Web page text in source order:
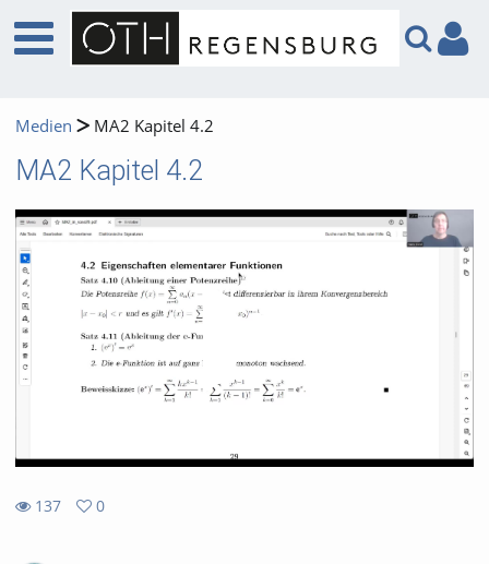
Medien MA2 Kapitel 4.2
MA2 Kapitel 4.2
137
0